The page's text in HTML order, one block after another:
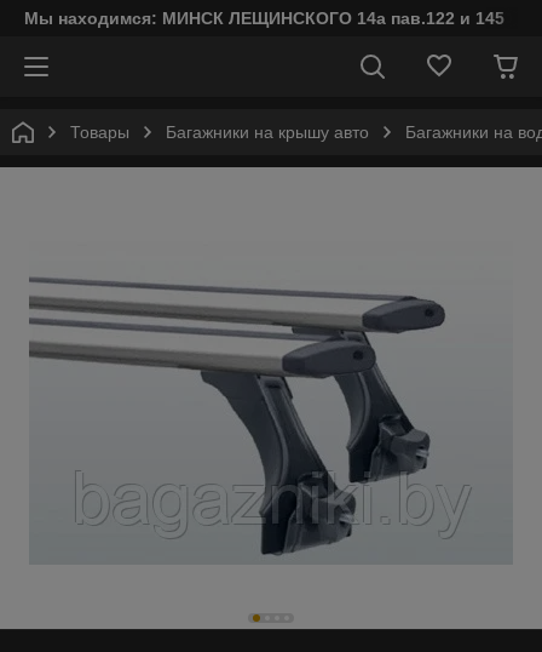
Мы находимся: МИНСК ЛЕЩИНСКОГО 14а пав.122 и 145
Товары Багажники на крышу авто Багажники на